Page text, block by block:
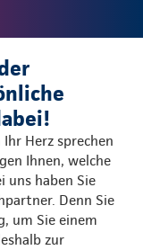
Herz sprechen
Ihnen, welche
uns haben Sie
Denn Sie
um Sie einem
zur